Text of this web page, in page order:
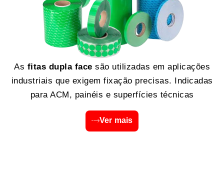
As fitas dupla face são utilizadas em aplicações
industriais que exigem fixação precisas. Indicadas
para ACM, painéis e superfícies técnicas
Ver mais